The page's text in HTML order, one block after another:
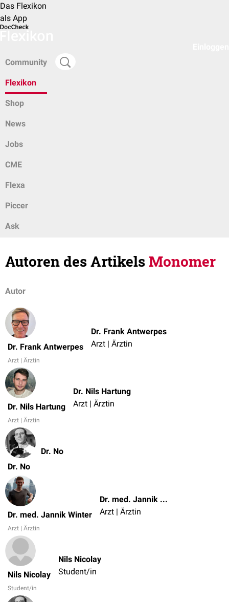
Das Flexikon
als App
Community
Flexikon
Shop
News
Jobs
CME
Flexa
Piccer
Ask
Autoren des ArtikelsMonomer
Autor
Dr. Frank Antwerpes
Arzt | Ärztin
Dr. Frank Antwerpes
Arzt | Ärztin
Dr. Nils Hartung
Arzt | Ärztin
Dr. Nils Hartung
Arzt | Ärztin
Dr. No
Dr. No
Dr. med. Jannik Winter
Arzt | Ärztin
Dr. med. Jannik Winter
Arzt | Ärztin
Nils Nicolay
Student/in
Nils Nicolay
Student/in